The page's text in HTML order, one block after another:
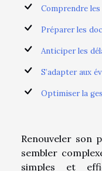
Comprendre
Préparer les
Anticiper les
S’adapter aux
Optimiser la
Renouveler son
sembler
simples et